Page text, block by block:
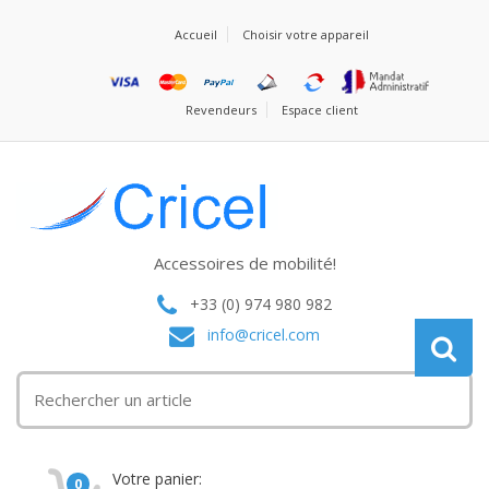
Accueil Choisir votre appareil
Revendeurs Espace client
Accessoires de mobilité!
+33 (0) 974 980 982
info@cricel.com
0 Votre panier: